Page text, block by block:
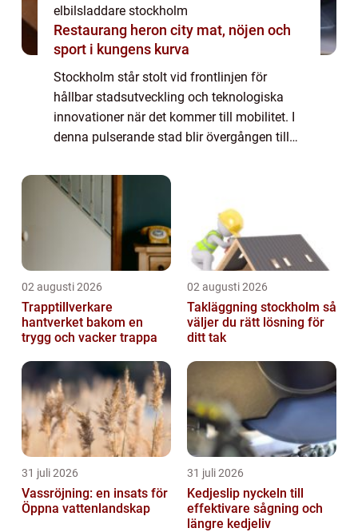
elbilsladdare stockholm
Restaurang heron city mat, nöjen och
sport i kungens kurva
Stockholm står stolt vid frontlinjen för
hållbar stadsutveckling och teknologiska
innovationer när det kommer till mobilitet. I
denna pulserande stad blir övergången till
02 augusti 2026
Trapptillverkare
hantverket bakom en
trygg och vacker trappa
02 augusti 2026
Takläggning stockholm så
väljer du rätt lösning för
ditt tak
31 juli 2026
Vassröjning: en insats för
Öppna vattenlandskap
31 juli 2026
Kedjeslip nyckeln till
effektivare sågning och
längre kedjeliv